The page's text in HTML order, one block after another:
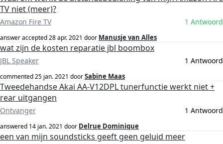
TV niet (meer)?
Amazon Fire TV 1 Antwoord
answer accepted28 apr. 2021 door Manusje van Alles
wat zijn de kosten reparatie jbl boombox
JBL Speaker 1 Antwoord
commented25 jan. 2021 doorSabine Maas
Tweedehandse Akai AA-V12DPL tunerfunctie werkt niet +
rear uitgangen
Ontvanger 1 Antwoord
answered 14 jan. 2021 door Delrue Dominique
een van mijn soundsticks geeft geen geluid meer